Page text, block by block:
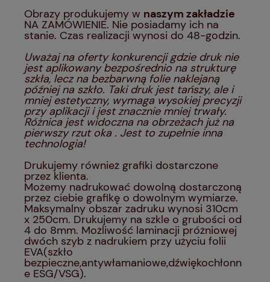
Obrazy produkujemy w naszym zakładzie
NA ZAMÓWIENIE. Nie posiadamy ich na
stanie. Czas realizacji wynosi do 48-godzin.
Uważaj na oferty konkurencji gdzie druk nie
jest aplikowany bezpośrednio na strukturę
szkła, lecz na bezbarwną folie naklejaną
później na szkło. Taki druk jest tańszy, ale i
mniej estetyczny, wymaga wysokiej precyzji
przy aplikacji i jest znacznie mniej trwały.
Różnica jest widoczna na obrzeżach już na
pierwszy rzut oka . Jest to zupełnie inna
technologia!
Drukujemy również grafiki dostarczone
przez klienta.
Możemy nadrukować dowolną dostarczoną
przez ciebie grafikę o dowolnym wymiarze.
Maksymalny obszar zadruku wynosi 310cm
x 250cm. Drukujemy na szkle o grubości od
4 do 8mm. Możliwość laminacji próżniowej
dwóch szyb z nadrukiem przy użyciu folii
EVA(szkło
bezpieczne,antywłamaniowe,dźwiękochłonn
e ESG/VSG).